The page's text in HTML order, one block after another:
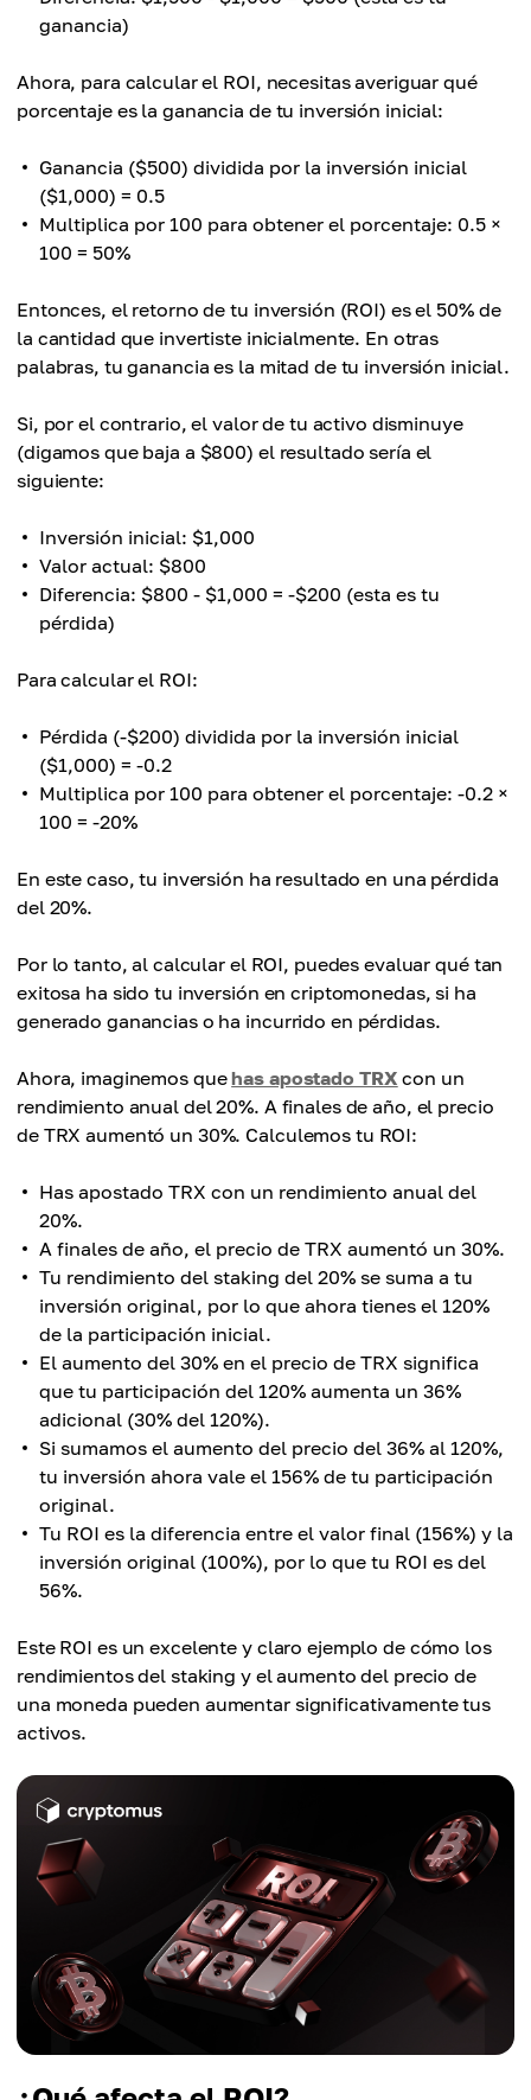
ganancia)
Ahora, para calcular el ROI, necesitas averiguar qué
porcentaje es la ganancia de tu inversión inicial:
Ganancia ($500) dividida por la inversión inicial
($1,000) = 0.5
Multiplica por 100 para obtener el porcentaje: 0.5 ×
100 = 50%
Entonces, el retorno de tu inversión (ROI) es el 50% de
la cantidad que invertiste inicialmente. En otras
palabras, tu ganancia es la mitad de tu inversión inicial.
Si, por el contrario, el valor de tu activo disminuye
(digamos que baja a $800) el resultado sería el
siguiente:
Inversión inicial: $1,000
Valor actual: $800
Diferencia: $800 - $1,000 = -$200 (esta es tu
pérdida)
Para calcular el ROI:
Pérdida (-$200) dividida por la inversión inicial
($1,000) = -0.2
Multiplica por 100 para obtener el porcentaje: -0.2 ×
100 = -20%
En este caso, tu inversión ha resultado en una pérdida
del 20%.
Por lo tanto, al calcular el ROI, puedes evaluar qué tan
exitosa ha sido tu inversión en criptomonedas, si ha
generado ganancias o ha incurrido en pérdidas.
Ahora, imaginemos quehas apostado TRX con un
rendimiento anual del 20%. A finales de año, el precio
de TRX aumentó un 30%. Calculemos tu ROI:
Has apostado TRX con un rendimiento anual del
20%.
A finales de año, el precio de TRX aumentó un 30%.
Tu rendimiento del staking del 20% se suma a tu
inversión original, por lo que ahora tienes el 120%
de la participación inicial.
El aumento del 30% en el precio de TRX significa
que tu participación del 120% aumenta un 36%
adicional (30% del 120%).
Si sumamos el aumento del precio del 36% al 120%,
tu inversión ahora vale el 156% de tu participación
original.
Tu ROI es la diferencia entre el valor final (156%) y la
inversión original (100%), por lo que tu ROI es del
56%.
Este ROI es un excelente y claro ejemplo de cómo los
rendimientos del staking y el aumento del precio de
una moneda pueden aumentar significativamente tus
activos.